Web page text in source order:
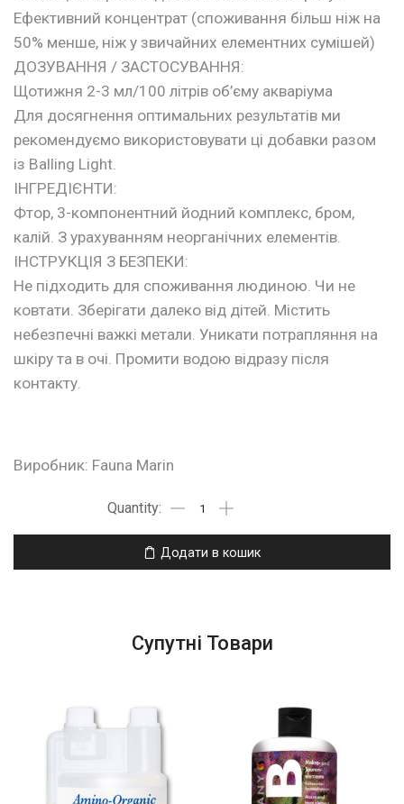
Ефективний концентрат (споживання більш ніж на
50% менше, ніж у звичайних елементних сумішей)
ДОЗУВАННЯ / ЗАСТОСУВАННЯ:
Щотижня 2-3 мл/100 літрів об’єму акваріума
Для досягнення оптимальних результатів ми
рекомендуємо використовувати ці добавки разом
із Balling Light.
ІНГРЕДІЄНТИ:
Фтор, 3-компонентний йодний комплекс, бром,
калій. З урахуванням неорганічних елементів.
ІНСТРУКЦІЯ З БЕЗПЕКИ:
Не підходить для споживання людиною. Чи не
ковтати. Зберігати далеко від дітей. Містить
небезпечні важкі метали. Уникати потрапляння на
шкіру та в очі. Промити водою відразу після
контакту.
Виробник: Fauna Marin
Додати в кошик
Супутні Товари